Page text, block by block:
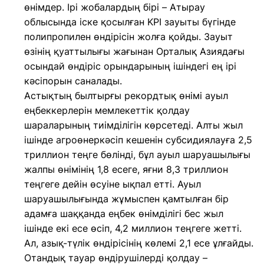
өнімдер. Ірі жобалардың бірі – Атырау
облысында іске қосылған KPI зауыты бүгінде
полипропилен өндірісін жолға қойды. Зауыт
өзінің қуаттылығы жағынан Орталық Азиядағы
осындай өндіріс орындарының ішіндегі ең ірі
кәсіпорын саналады.
Астықтың былтырғы рекордтық өнімі ауыл
еңбеккерлерін мемлекеттік қолдау
шараларының тиімділігін көрсетеді. Алты жыл
ішінде агроөнеркәсіп кешенін субсидиялауға 2,5
триллион теңге бөлінді, бұл ауыл шаруашылығы
жалпы өнімінің 1,8 есеге, яғни 8,3 триллион
теңгеге дейін өсуіне ықпал етті. Ауыл
шаруашылығында жұмыспен қамтылған бір
адамға шаққанда еңбек өнімділігі бес жыл
ішінде екі есе өсіп, 4,2 миллион теңгеге жетті.
Ал, азық-түлік өндірісінің көлемі 2,1 есе ұлғайды.
Отандық тауар өндірушілерді қолдау –